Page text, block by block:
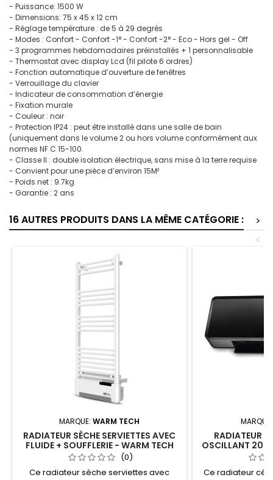
- Puissance: 1500 W
- Dimensions: 75 x 45 x 12 cm
- Réglage température : de 5 à 29 degrés
- Modes : Confort - Confort -1° - Confort -2° - Eco - Hors gel - Off
- 3 programmes hebdomadaires préinstallés + 1 personnalisable
- Thermostat avec display Lcd (fil pilote 6 ordres)
- Fonction automatique d’ouverture de fenêtres
- Verrouillage du clavier
- Indicateur de consommation d’énergie
- Fixation murale
- Couleur : noir
- Protection IP24 : peut être installé dans une salle de bain
(uniquement dans le volume 2 ou hors volume conformément aux
normes NF C 15-100.
- Classe II : double isolation électrique, sans mise à la terre requise
- Convient pour une pièce d’environ 15M²
- Poids net : 9.7kg
- Garantie : 2 ans
16 AUTRES PRODUITS DANS LA MÊME CATÉGORIE :
>
<
MARQUE: WARM TECH
RADIATEUR SÈCHE SERVIETTES AVEC
FLUIDE + SOUFFLERIE - WARM TECH
(0)
Ce radiateur sèche serviettes avec
RADIATEUR
OSCILLANT
VERRE
Ce radiateur